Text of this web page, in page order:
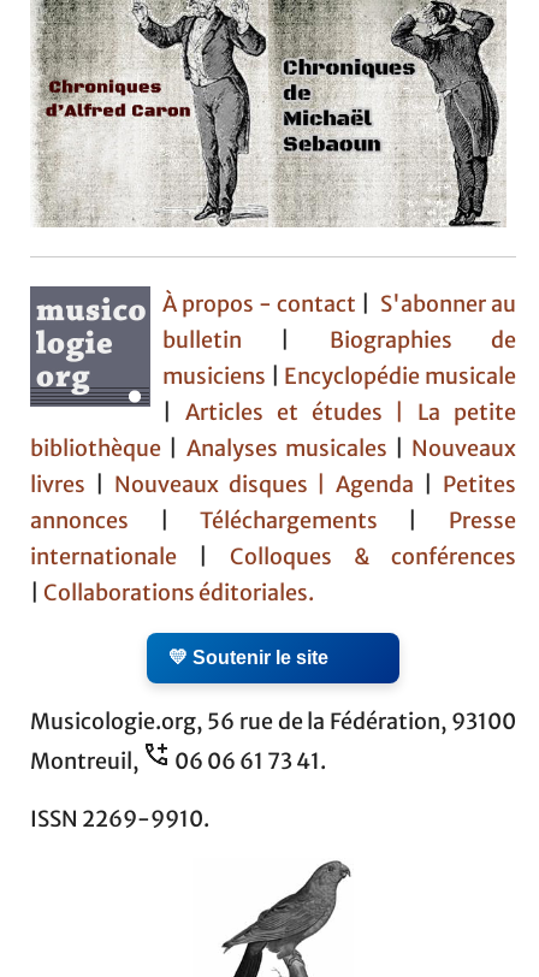
À propos - contact
S'abonner au
bulletin
Biographies de
musiciens
Encyclopédie musicale
|Articles et études | La petite
bibliothèque
Analyses musicales
Nouveaux
livres
Nouveaux disques |Agenda
Petites
annonces
Téléchargements
Presse
internationale
Colloques & conférences
Collaborations éditoriales.
💛 Soutenir le site
Musicologie.org, 56 rue de la Fédération, 93100
Montreuil,
06 06 61 73 41.
ISSN 2269-9910.